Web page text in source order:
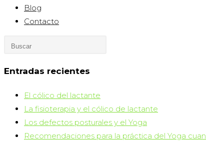
Blog
Contacto
panel
de
búsqueda.
Entradas recientes
El cólico del lactante
La fisioterapia y el cólico de lactante
Los defectos posturales y el Yoga
Recomendaciones para la práctica del Yoga